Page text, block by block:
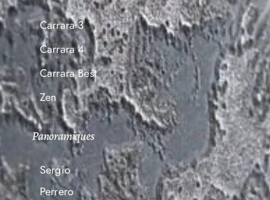
Carrara 3
Carrara 4
Carrara Best
Zen
Panoramiques
Sergio
Perrero